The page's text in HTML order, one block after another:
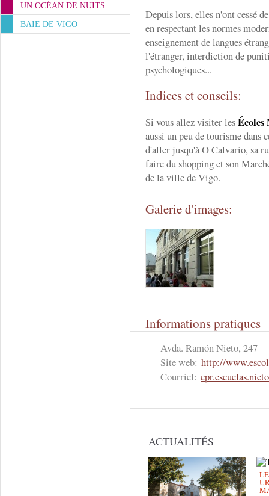
UN OCÉAN DE NUITS
BAIE DE VIGO
Depuis lors, elles n'ont cessé
en respectant les normes
enseignement de langues
l'étranger, interdiction de
psychologiques...
Indices et conseils:
Si vous allez visiter lesÉcoles
aussi un peu de tourisme dans
d'aller jusqu'à O Calvario, sa
faire du shopping et son
de la ville de Vigo.
Galerie d'images:
Informations pratiques
Avda. Ramón Nieto, 247
Site web: http://
Courriel:
ACTUALITÉS